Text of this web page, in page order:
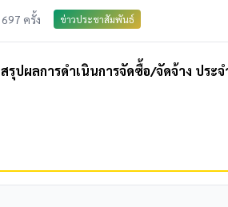
697 ครั้ง ข่าวประชาสัมพันธ์
สรุปผลการดำเนินการจัดซื้อ/จัดจ้าง ประ